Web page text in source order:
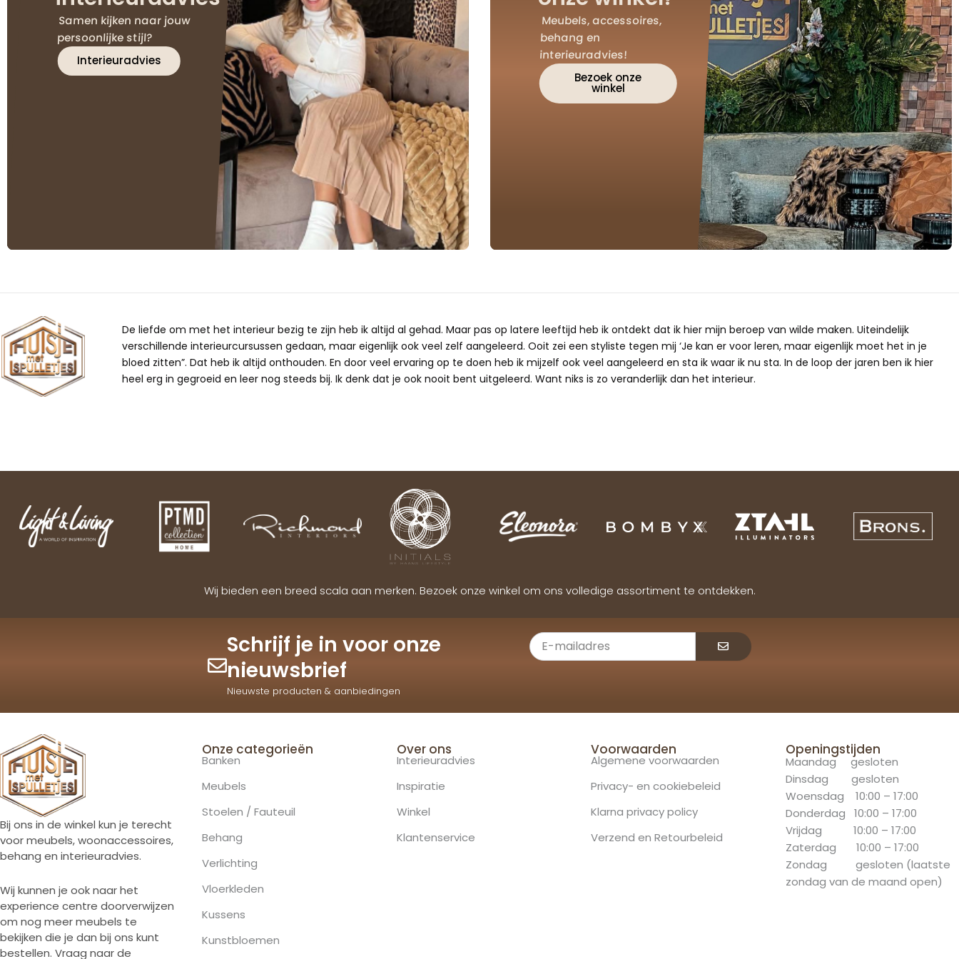
Samen kijken naar jouw
persoonlijke stijl?
Interieuradvies
Meubels, accessoires,
behang en
interieuradvies!
Bezoek onze
winkel
De liefde om met het interieur bezig te zijn heb ik altijd al gehad. Maar pas op latere leeftijd heb ik ontdekt dat ik hier mijn beroep van wilde maken. Uiteindelijk
verschillende interieurcursussen gedaan, maar eigenlijk ook veel zelf aangeleerd. Ooit zei een styliste tegen mij ‘Je kan er voor leren, maar eigenlijk moet het in je
bloed zitten”. Dat heb ik altijd onthouden. En door veel ervaring op te doen heb ik mijzelf ook veel aangeleerd en sta ik waar ik nu sta. In de loop der jaren ben ik hier
heel erg in gegroeid en leer nog steeds bij. Ik denk dat je ook nooit bent uitgeleerd. Want niks is zo veranderlijk dan het interieur.
Wij bieden een breed scala aan merken. Bezoek onze winkel om ons volledige assortiment te ontdekken.
Schrijf je in voor onze
nieuwsbrief
Nieuwste producten & aanbiedingen
Verzenden
Bij ons in de winkel kun je terecht
voor meubels, woonaccessoires,
behang en interieuradvies.
Wij kunnen je ook naar het
experience centre doorverwijzen
om nog meer meubels te
bekijken die je dan bij ons kunt
bestellen. Vraag naar de
Onze categorieën
Banken
Meubels
Stoelen / Fauteuil
Behang
Verlichting
Vloerkleden
Kussens
Kunstbloemen
Over ons
Interieuradvies
Inspiratie
Winkel
Klantenservice
Voorwaarden
Algemene voorwaarden
Privacy- en cookiebeleid
Klarna privacy policy
Verzend en Retourbeleid
Openingstijden
Maandag gesloten
Dinsdag gesloten
Woensdag 10:00 – 17:00
Donderdag 10:00 – 17:00
Vrijdag 10:00 – 17:00
Zaterdag 10:00 – 17:00
Zondag gesloten (laatste
zondag van de maand open)